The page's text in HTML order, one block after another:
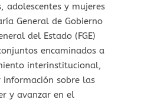
adolescentes y mujeres
General de Gobierno
del Estado (FGE)
encaminados a
interinstitucional,
sobre las
y avanzar en el